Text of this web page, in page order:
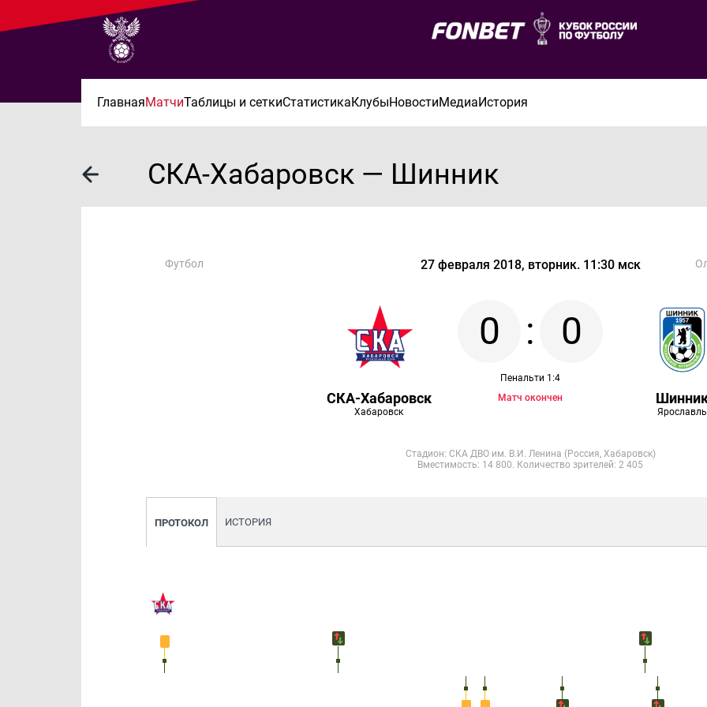
ГлавнаяМатчиТаблицы и сеткиСтатистикаКлубыНовостиМедиаИстория
СКА-Хабаровск — Шинник
Футбол 27 февраля 2018, вторник. 11:30 мск
СКА-Хабаровск
Хабаровск
0 : 0
Пенальти 1:4
Матч окончен
Ярославль
Стадион: СКА ДВО им. В.И. Ленина (Россия, Хабаровск)
Вместимость: 14 800. Количество зрителей: 2 405
ПРОТОКОЛ ИСТОРИЯ